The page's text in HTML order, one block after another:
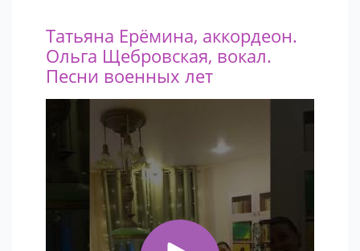
Татьяна Ерёмина, аккордеон.
Ольга Щебровская, вокал.
Песни военных лет